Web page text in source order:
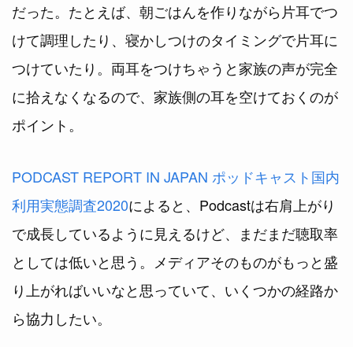
だった。たとえば、朝ごはんを作りながら片耳でつ
けて調理したり、寝かしつけのタイミングで片耳に
つけていたり。両耳をつけちゃうと家族の声が完全
に拾えなくなるので、家族側の耳を空けておくのが
ポイント。
PODCAST REPORT IN JAPAN ポッドキャスト国内
利用実態調査2020によると、Podcastは右肩上がり
で成長しているように見えるけど、まだまだ聴取率
としては低いと思う。メディアそのものがもっと盛
り上がればいいなと思っていて、いくつかの経路か
ら協力したい。